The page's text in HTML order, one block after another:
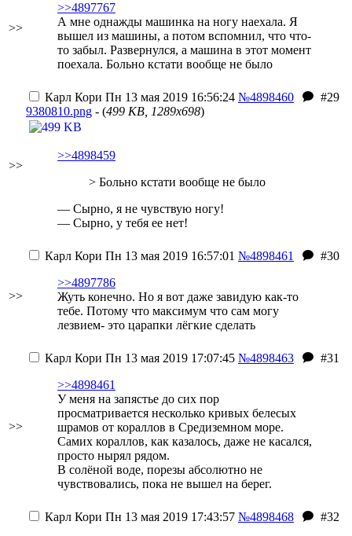
>>
>>4897767
А мне однажды машинка на ногу наехала. Я
вышел из машины, а потом вспомнил, что что-
то забыл. Развернулся, а машина в этот момент
поехала. Больно кстати вообще не было
>>
Карл Кори Пн 13 мая 2019 16:56:24 №4898460
#29
9380810.png - (499 KB, 1289x698)
>>4898459
> Больно кстати вообще не было
— Сырно, я не чувствую ногу!
— Сырно, у тебя ее нет!
>>
Карл Кори Пн 13 мая 2019 16:57:01 №4898461
#30
>>4897786
Жуть конечно. Но я вот даже завидую как-то
тебе. Потому что максимум что сам могу
лезвием- это царапки лёгкие сделать
>>
Карл Кори Пн 13 мая 2019 17:07:45 №4898463
#31
>>4898461
У меня на запястье до сих пор
просматривается несколько кривых белесых
шрамов от кораллов в Средиземном море.
Самих кораллов, как казалось, даже не касался,
просто нырял рядом.
В солёной воде, порезы абсолютно не
чувствовались, пока не вышел на берег.
Карл Кори Пн 13 мая 2019 17:43:57 №4898468
#32